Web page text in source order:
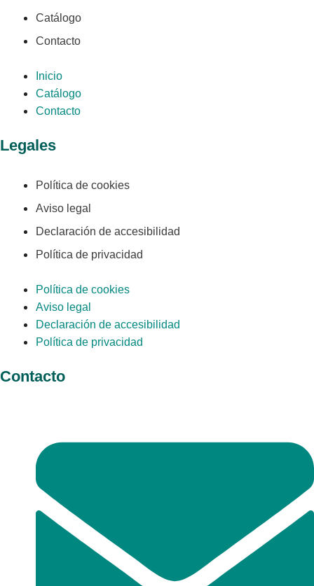
Catálogo
Contacto
Inicio
Catálogo
Contacto
Legales
Política de cookies
Aviso legal
Declaración de accesibilidad
Política de privacidad
Política de cookies
Aviso legal
Declaración de accesibilidad
Política de privacidad
Contacto